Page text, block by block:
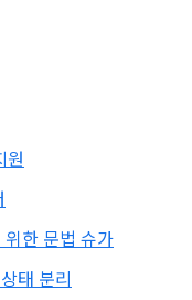
원
한 문법 슈가
태 분리